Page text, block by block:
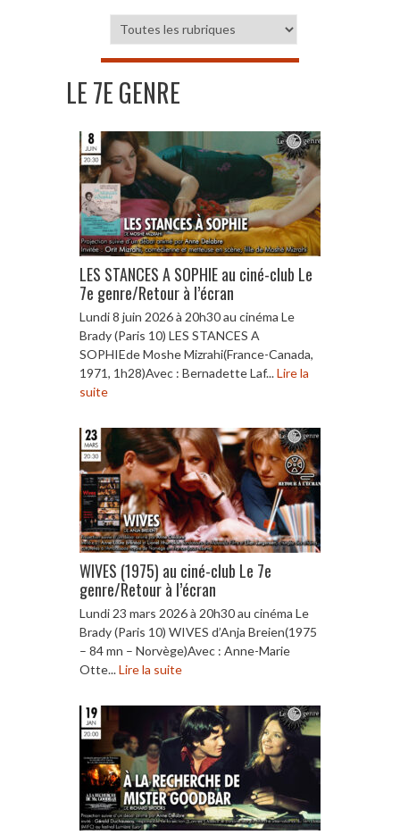
LE 7E GENRE
LES STANCES A SOPHIE au ciné-club Le
7e genre/Retour à l’écran
Lundi 8 juin 2026 à 20h30 au cinéma Le
Brady (Paris 10) LES STANCES A
SOPHIEde Moshe Mizrahi(France-Canada,
1971, 1h28)Avec : Bernadette Laf...Lire la
suite
WIVES (1975) au ciné-club Le 7e
genre/Retour à l’écran
Lundi 23 mars 2026 à 20h30 au cinéma Le
Brady (Paris 10) WIVES d’Anja Breien(1975
– 84 mn – Norvège)Avec : Anne-Marie
Otte...Lire la suite